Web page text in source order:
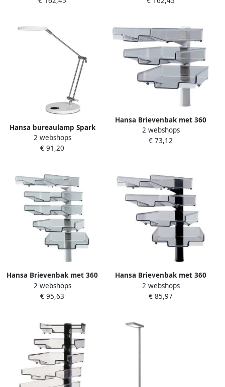
Hansa bureaulamp Spark
LED-lamp wit
2 webshops
€ 91,20
Hansa Brievenbak met 360
graden zwenkarm 3stuks
grijs
2 webshops
€ 73,12
Hansa Brievenbak met 360
graden zwenkarm 5stuks
grijs
2 webshops
€ 95,63
Hansa Brievenbak met 360
graden zwenkarm 4stuks
zwart
2 webshops
€ 85,97